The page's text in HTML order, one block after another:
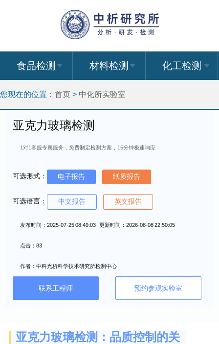
食品检测 材料检测 化工检测
您现在的位置： 首页 > 中化所实验室
亚克力玻璃检测
1对1客服专属服务，免费制定检测方案，15分钟极速响应
可选形式： 电子报告 纸质报告
可选语言： 中文报告 英文报告
发布时间：2025-07-25 08:49:03 更新时间：2026-08-08 22:50:05
点击：83
作者：中科光析科学技术研究所检测中心
联系工程师 预约参观实验室
亚克力玻璃检测：品质控制的关